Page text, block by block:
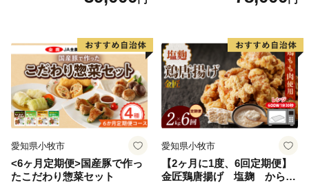
愛知県小牧市
<6ヶ月定期便>国産豚で作っ
たこだわり惣菜セット
愛知県小牧市
【2ヶ月に1度、6回定期便】
金匠鶏唐揚げ 塩麹 からあ